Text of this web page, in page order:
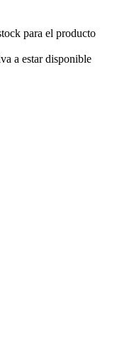
para el producto
a estar disponible